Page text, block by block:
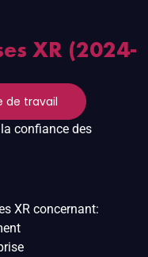
XR (2024-
de travail
confiance des
XR concernant: